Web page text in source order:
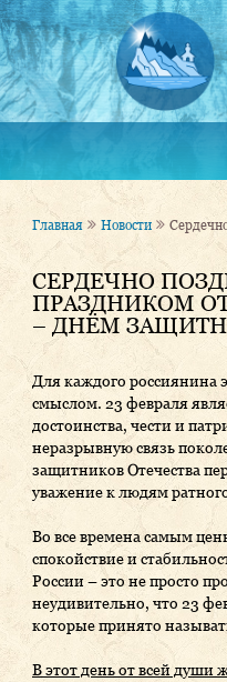
Главная Новости
СЕРДЕЧНО
ПРАЗДНИКОМ
– ДНЁМ
Для каждого россиянина
смыслом. 23 февраля
достоинства, чести и
неразрывную связь
защитников Отечества
уважение к людям
Во все времена самым
спокойствие и
России – это не просто
неудивительно, что 23
которые принято
В этот день от всей души